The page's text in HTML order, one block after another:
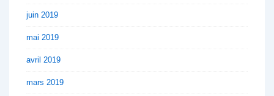
juin 2019
mai 2019
avril 2019
mars 2019